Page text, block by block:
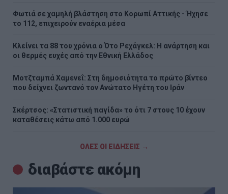
Φωτιά σε χαμηλή βλάστηση στο Κορωπί Αττικής - Ήχησε
το 112, επιχειρούν εναέρια μέσα
Κλείνει τα 88 του χρόνια ο Ότο Ρεχάγκελ: Η ανάρτηση και
οι θερμές ευχές από την Εθνική Ελλάδος
Μοτζταμπά Χαμενεΐ: Στη δημοσιότητα το πρώτο βίντεο
που δείχνει ζωντανό τον Ανώτατο Ηγέτη του Ιράν
Σκέρτσος: «Στατιστική παγίδα» το ότι 7 στους 10 έχουν
καταθέσεις κάτω από 1.000 ευρώ
ΟΛΕΣ ΟΙ ΕΙΔΗΣΕΙΣ →
διαβάστε ακόμη